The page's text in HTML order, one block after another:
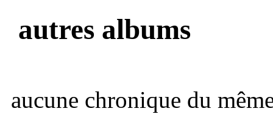
autres albums
aucune chronique du